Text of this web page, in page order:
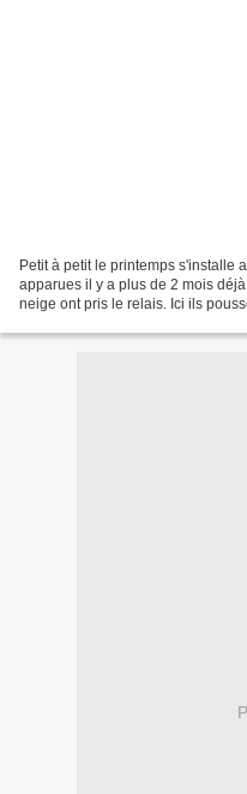
Petit à petit le printemps s'installe
apparues il y a plus de 2 mois
neige ont pris le relais. Ici ils